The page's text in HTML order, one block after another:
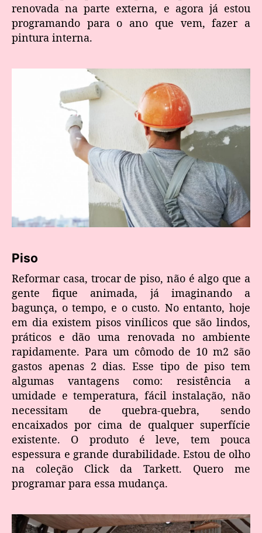
renovada na parte externa, e agora já estou
programando para o ano que vem, fazer a
pintura interna.
Piso
Reformar casa, trocar de piso, não é algo que a
gente fique animada, já imaginando a
bagunça, o tempo, e o custo. No entanto, hoje
em dia existem pisos vinílicos que são lindos,
práticos e dão uma renovada no ambiente
rapidamente. Para um cômodo de 10 m2 são
gastos apenas 2 dias. Esse tipo de piso tem
algumas vantagens como: resistência a
umidade e temperatura, fácil instalação, não
necessitam de quebra-quebra, sendo
encaixados por cima de qualquer superfície
existente. O produto é leve, tem pouca
espessura e grande durabilidade. Estou de olho
na coleção Click da Tarkett. Quero me
programar para essa mudança.